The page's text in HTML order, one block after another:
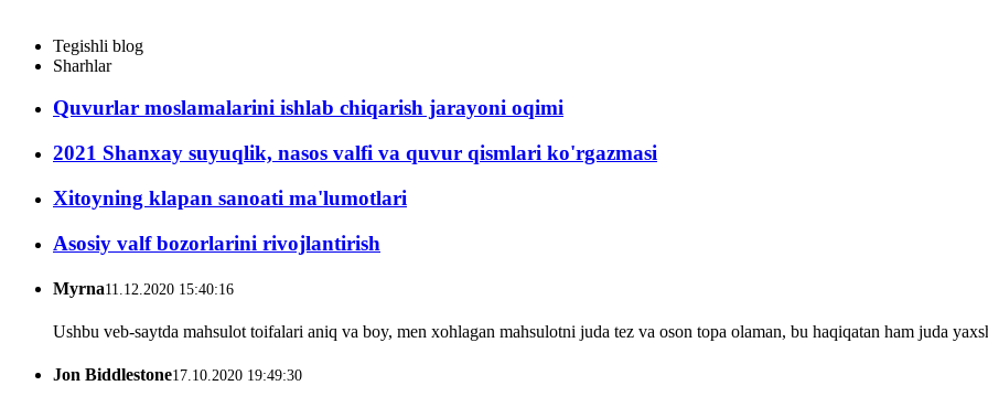
Tegishli blog
Sharhlar
Quvurlar moslamalarini ishlab chiqarish jarayoni oqimi
2021 Shanxay suyuqlik, nasos valfi va quvur qismlari ko'rgazmasi
Xitoyning klapan sanoati ma'lumotlari
Asosiy valf bozorlarini rivojlantirish
Myrna11.12.2020 15:40:16
Ushbu veb-saytda mahsulot toifalari aniq va boy, men xohlagan mahsulotni juda tez va oson topa olaman, bu haqiqatan ham juda
Jon Biddlestone17.10.2020 19:49:30